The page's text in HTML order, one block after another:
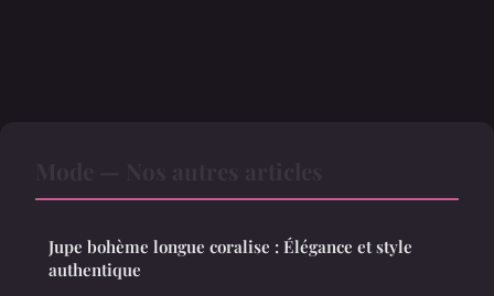
Jupe bohème longue coralise : Élégance et style
authentique